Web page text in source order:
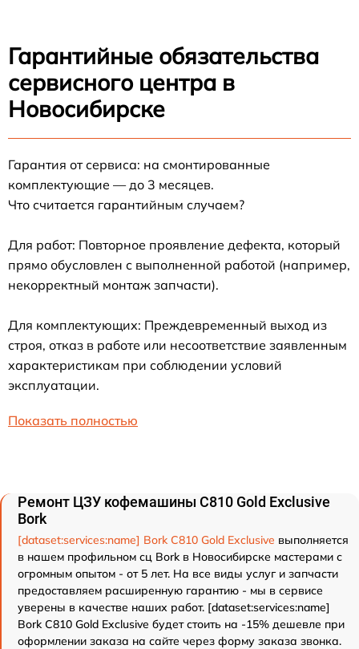
Гарантийные обязательства
сервисного центра в
Новосибирске
Гарантия от сервиса: на смонтированные
комплектующие — до 3 месяцев.
Что считается гарантийным случаем?
Для работ: Повторное проявление дефекта, который
прямо обусловлен с выполненной работой (например,
некорректный монтаж запчасти).
Для комплектующих: Преждевременный выход из
строя, отказ в работе или несоответствие заявленным
характеристикам при соблюдении условий
эксплуатации.
Показать полностью
Ремонт ЦЗУ кофемашины C810 Gold Exclusive
Bork
[dataset:services:name] Bork C810 Gold Exclusive выполняется
в нашем профильном сц Bork в Новосибирске мастерами с
огромным опытом - от 5 лет. На все виды услуг и запчасти
предоставляем расширенную гарантию - мы в сервисе
уверены в качестве наших работ. [dataset:services:name]
Bork C810 Gold Exclusive будет стоить на -15% дешевле при
оформлении заказа на сайте через форму заказа звонка.